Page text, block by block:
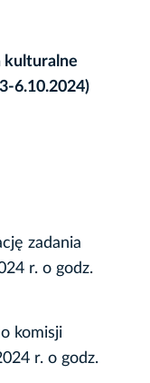
kulturalne
6.10.2024)
zadania
r. o godz.
komisji
r. o godz.